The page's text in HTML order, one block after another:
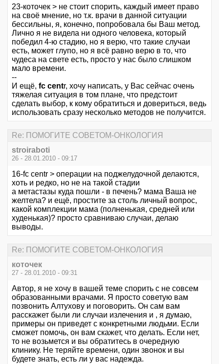
23-коточек > не стоит спорить, каждый имеет право
на своё мнение, но т.к. врачи в данной ситуации
бессильны, я, конечно, попробовала бы Ваш метод.
Лично я не видела ни одного человека, который
победил 4-ю стадию, но я верю, что такие случаи
есть, может глупо, но я всё равно верю в то, что
чудеса на свете есть, просто у нас было слишком
мало времени.
--
И ещё, fc centr, хочу написать, у Вас сейчас очень
тяжелая ситуация в том плане, что предстоит
сделать выбор, к кому обратиться и довериться, ведь
использовать сразу несколько методов не получится.
Re: ПОМОГИТЕ СОВЕТОМ-ОНКОЛОГИЯ
stroiraboti
26 - 28.01.2010 - 09:17
16-fc centr > операции на поджелудочной делаются,
хоть и редко, но не на такой стадии
а метастазы куда пошли - в печень? мама Ваша не
желтела? и ещё, простите за столь личный вопрос,
какой комплекции мама (полненькая, средней или
худенькая)? просто сравниваю случаи, делаю
выводы.
Re: ПОМОГИТЕ СОВЕТОМ-ОНКОЛОГИЯ
коточек
27 - 28.01.2010 - 09:31
Автор, я не хочу в вашей теме спорить с не совсем
образованными врачами. Я просто советую вам
позвонить Алтухову и поговорить. Он сам вам
расскажет были ли случаи излечения и , я думаю,
примеры он приведет с конкретными людьми. Если
сможет помочь, он вам скажет, что делать. Если нет,
то не возьмется и вы обратитесь в очередную
клинику. Не теряйте времени, один звонок и вы
будете знать, есть ли у вас надежда.